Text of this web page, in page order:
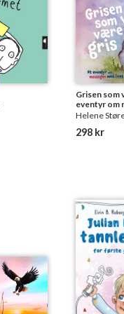
Grisen som
eventyr om
Helene
298 kr